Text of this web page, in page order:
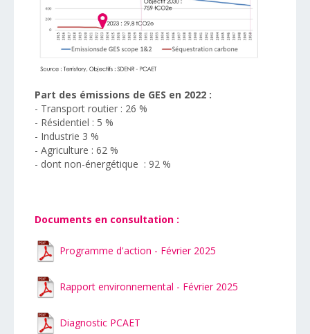
Part des émissions de GES en 2022 :
- Transport routier : 26 %
- Résidentiel : 5 %
- Industrie 3 %
- Agriculture : 62 %
- dont non-énergétique : 92 %
Documents en consultation :
Programme d'action - Février 2025
Rapport environnemental - Février 2025
Diagnostic PCAET